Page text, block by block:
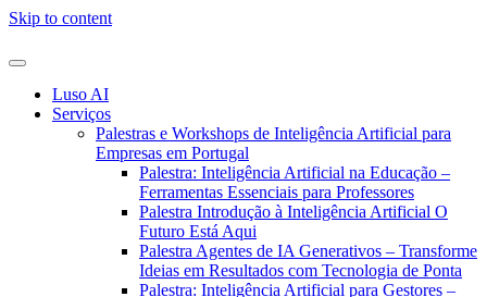
Skip to content
Luso AI
Serviços
Palestras e Workshops de Inteligência Artificial para
Empresas em Portugal
Palestra: Inteligência Artificial na Educação –
Ferramentas Essenciais para Professores
Palestra Introdução à Inteligência Artificial O
Futuro Está Aqui
Palestra Agentes de IA Generativos – Transforme
Ideias em Resultados com Tecnologia de Ponta
Palestra: Inteligência Artificial para Gestores –